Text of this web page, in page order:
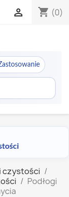
shopping_cart (0)

czystości
Podłogi